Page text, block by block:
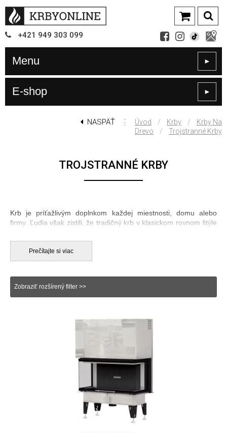
+421 949 303 099
Menu ►
E-shop ►
NASPÄŤ ⋮ Úvod / Krby /
Krby Na
Drevo
/ Trojstranné Krby
TROJSTRANNÉ KRBY
Krb je príťažlivým doplnkom každej miestnosti, domu alebo
firmy. Ľudia však zistili, že tradičný krb v klasickom rovnom štýle
v náročných priestoroch alebo podnikoch. V mnohých prípadoch
si majitelia domov želajú, aby ich krb bol ústredným bodom
obývačky. Aj preto sú trojstranné krbové vložky atraktívnym
Trojstranné krby sa dodávajú štandardne s výsuvnými
dvierkami, v ojedinelých prípadoch z nerezovej ocele
krbu umožňuje pohľad na oheň z troch strán. Všetky krbové
vložky sú vybavené integrovaným omývaním skla, čo znamená,
že sklo zostáva dlho čistý, menej sa zanášajú. Okrem toho
elegantné dvierka sa jednoducho posúvajú pomocou rukoväte,
v niektorých prípadoch môže byť aj odnímateľná. Čistenie
dvierok a skiel je veľmi jednoduché, sklá na dvierkach sú
samostatne otvárateľné do boku. Samozrejmosťou je aj externý
prívod vzduchu, liatinový rošt s popolníkom a možnosť čiernych
Prečítajte si viac
Zobraziť rozšírený filter >>